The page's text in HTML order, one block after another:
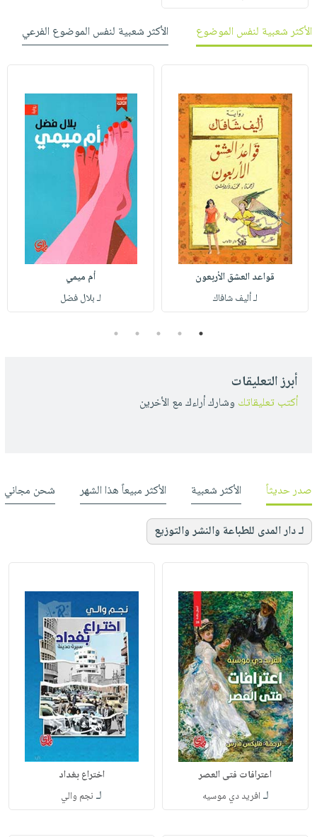
الأكثر شعبية لنفس الموضوع الأكثر شعبية لنفس الموضوع الفرعي
قواعد العشق الأربعون
لـ أليف شافاك
أم ميمي
لـ بلال فضل
1
2
3
4
5
أبرز التعليقات
أكتب تعليقاتك وشارك أراءك مع الأخرين
صدر حديثاً الأكثر شعبية الأكثر مبيعاً هذا الشهر شحن مجاني
لـ دار المدى للطباعة والنشر والتوزيع
اعترافات فتى العصر
لـ افريد دي موسيه
اختراع بغداد
لـ نجم والي